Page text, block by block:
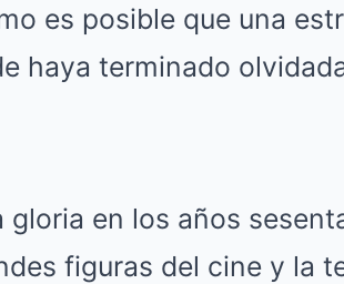
es posible que una
haya terminado
gloria en los años
figuras del cine y la